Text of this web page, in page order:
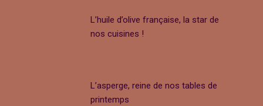
L’huile d’olive française, la star de
nos cuisines !
L’asperge, reine de nos tables de
printemps